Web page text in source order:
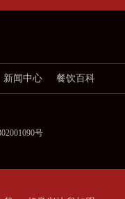
新闻中心 餐饮百科
号